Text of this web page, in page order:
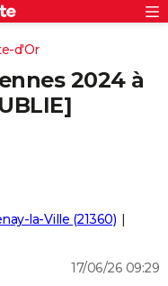
d'Or
2024 à
la-Ville (21360)
17/06/26 09:29